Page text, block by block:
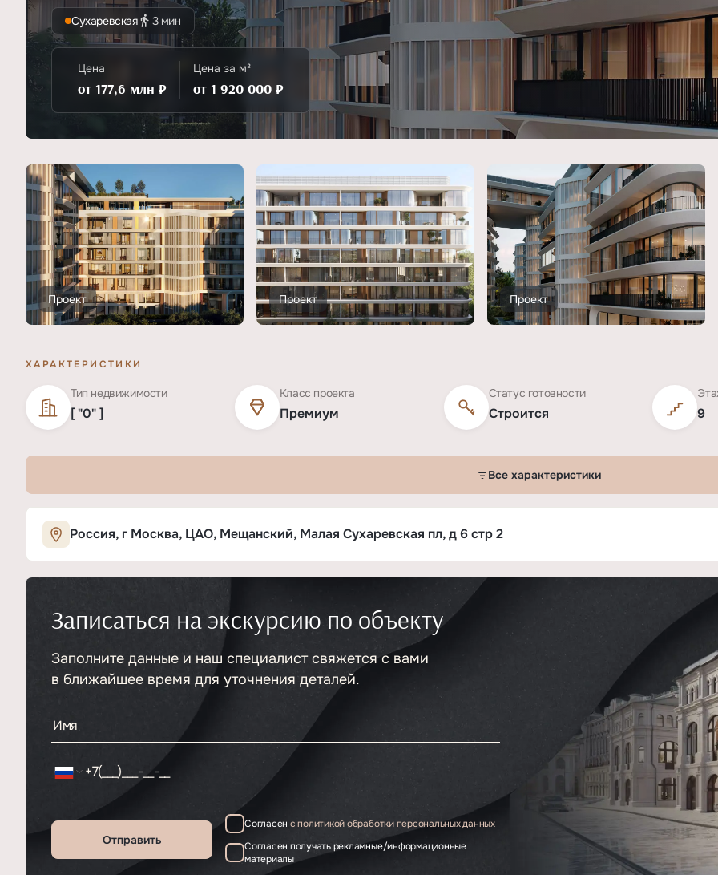
Сухаревская 3 мин
Цена
от 177,6 млн ₽
Цена за м²
от 1 920 000 ₽
Проект Проект Проект
ХАРАКТЕРИСТИКИ
Тип недвижимости
[ "0" ]
Класс проекта
Премиум
Статус готовности
Строится 9
Все характеристики
Характеристики ЖК «ФАНТОМ»
ТипЖК
Класс проектаПремиум
Этажность9
ОтделкаЧистовая
Россия, г Москва, ЦАО, Мещанский, Малая Сухаревская пл, д 6 стр 2
Записаться на экскурсию по объекту
Заполните данные и наш специалист свяжется с вами
в ближайшее время для уточнения деталей.
Отправить
Согласен с политикой обработки персональных данных
Согласен получать рекламные/информационные
материалы